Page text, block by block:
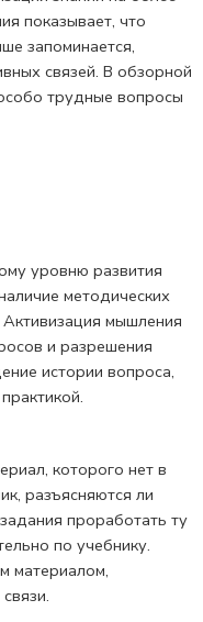
показывает, что
запоминается,
связей. В обзорной
трудные вопросы
уровню развития
методических
мышления
и разрешения
истории вопроса,
которого нет в
разъясняются ли
проработать ту
по учебнику.
материалом,